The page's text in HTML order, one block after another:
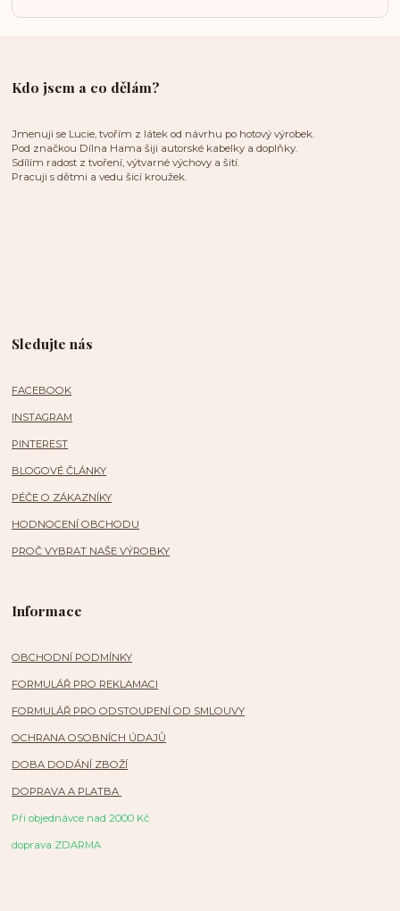
Kdo jsem a co dělám?
Jmenuji se Lucie, tvořím z látek od návrhu po hotový výrobek.
Pod značkou Dílna Hama šiji autorské kabelky a doplňky.
Sdílím radost z tvoření, výtvarné výchovy a šití.
Pracuji s dětmi a vedu šicí kroužek.
Sledujte nás
FACEBOOK
INSTAGRAM
PINTEREST
BLOGOVÉ ČLÁNKY
PÉČE O ZÁKAZNÍKY
HODNOCENÍ OBCHODU
PROČ VYBRAT NAŠE VÝROBKY
Informace
OBCHODNÍ PODMÍNKY
FORMULÁŘ PRO REKLAMACI
FORMULÁŘ PRO ODSTOUPENÍ OD SMLOUVY
OCHRANA OSOBNÍCH ÚDAJŮ
DOBA DODÁNÍ ZBOŽÍ
DOPRAVA A PLATBA
Při objednávce nad 2000 Kč
doprava ZDARMA